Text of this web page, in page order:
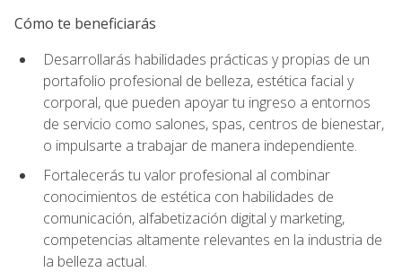
Cómo te beneficiarás
Desarrollarás habilidades prácticas y propias de un
portafolio profesional de belleza, estética facial y
corporal, que pueden apoyar tu ingreso a entornos
de servicio como salones, spas, centros de bienestar,
o impulsarte a trabajar de manera independiente.
Fortalecerás tu valor profesional al combinar
conocimientos de estética con habilidades de
comunicación, alfabetización digital y marketing,
competencias altamente relevantes en la industria de
la belleza actual.